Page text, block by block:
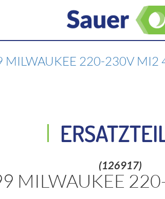
MILWAUKEE 220-230V
(126917)
MILWAUKEE